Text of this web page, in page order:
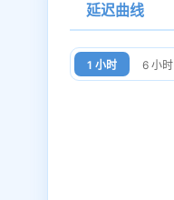
延迟曲线
1 小时 6 小时